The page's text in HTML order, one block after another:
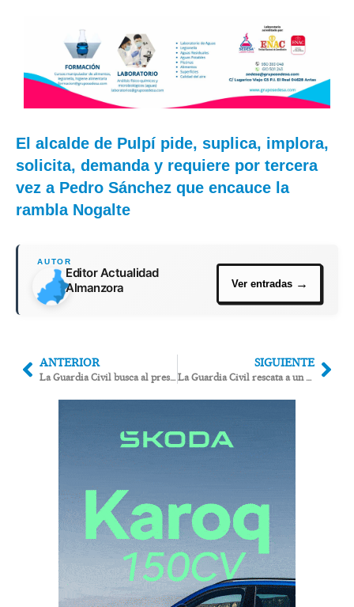
El alcalde de Pulpí pide, suplica, implora,
solicita, demanda y requiere por tercera
vez a Pedro Sánchez que encauce la
rambla Nogalte
Editor Actualidad
Almanzora
ANTERIOR
La Guardia Civil busca al presunto autor de un robo con apuñalamiento en Los Gallardos
SIGUIENTE
La Guardia Civil rescata a un anciano desaparecido ocho horas en Lubrín